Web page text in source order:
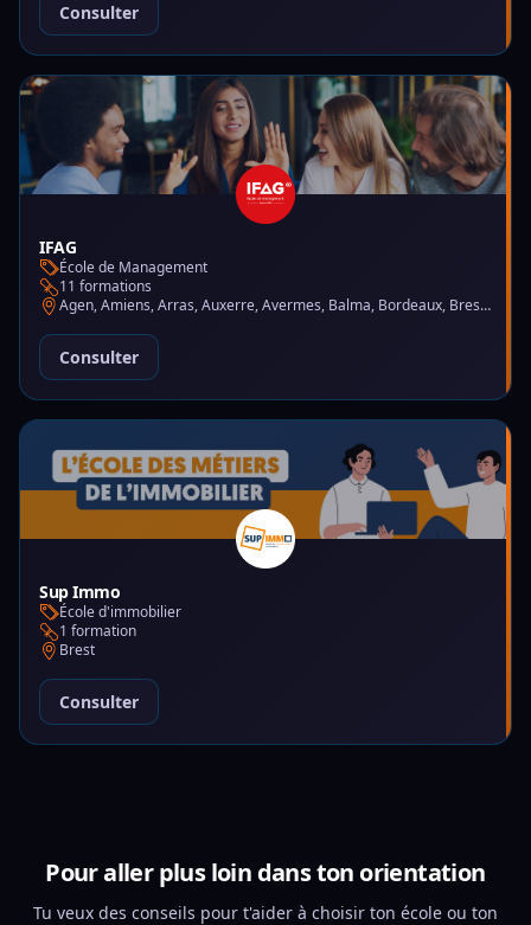
Consulter
IFAG
École de Management
11 formations
Agen, Amiens, Arras, Auxerre, Avermes, Balma, Bordeaux, Brest, Charleville-Mézières, Chartres, Courbevoie, Dijon, Gap, La Garde, Le Mans, Lille, Lyon, Mont-de-Marsan, Montluçon, Montpellier, Mulhouse, Nantes, Puteaux, Reims, Rennes, Trélazé
Consulter
Sup Immo
École d'immobilier
1 formation
Brest
Consulter
Pour aller plus loin dans ton orientation
Tu veux des conseils pour t'aider à choisir ton école ou ton